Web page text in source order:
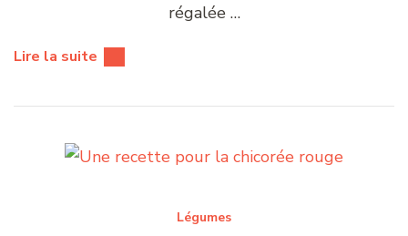
régalée …
Lire la suite
Légumes